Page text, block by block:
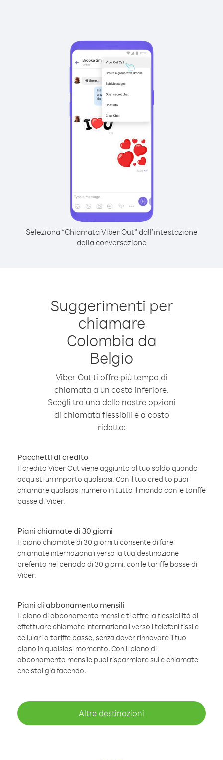
Seleziona “Chiamata Viber Out” dall’intestazione
della conversazione
Suggerimenti per
chiamare
Colombia da
Belgio
Viber Out ti offre più tempo di
chiamata a un costo inferiore.
Scegli tra una delle nostre opzioni
di chiamata flessibili e a costo
ridotto:
Pacchetti di credito
Il credito Viber Out viene aggiunto al tuo saldo quando
acquisti un importo qualsiasi. Con il tuo credito puoi
chiamare qualsiasi numero in tutto il mondo con le tariffe
basse di Viber.
Piani chiamate di 30 giorni
Il piano chiamate di 30 giorni ti consente di fare
chiamate internazionali verso la tua destinazione
preferita nel periodo di 30 giorni, con le tariffe basse di
Viber.
Piani di abbonamento mensili
Il piano di abbonamento mensile ti offre la flessibilità di
effettuare chiamate internazionali verso i telefoni fissi e
cellulari a tariffe basse, senza dover rinnovare il tuo
piano in qualsiasi momento. Con il piano di
abbonamento mensile puoi risparmiare sulle chiamate
che stai già facendo.
Altre destinazioni